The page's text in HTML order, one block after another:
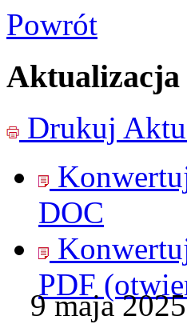
Powrót
Aktualizacja
Drukuj
DOC
PDF
9 maja